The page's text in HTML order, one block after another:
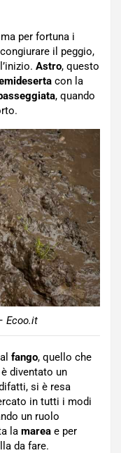
per fortuna i
il peggio,
Astro, questo
con la
, quando
Ecoo.it
fango, quello che
diventato un
si è resa
in tutti i modi
un ruolo
la marea e per
da fare.